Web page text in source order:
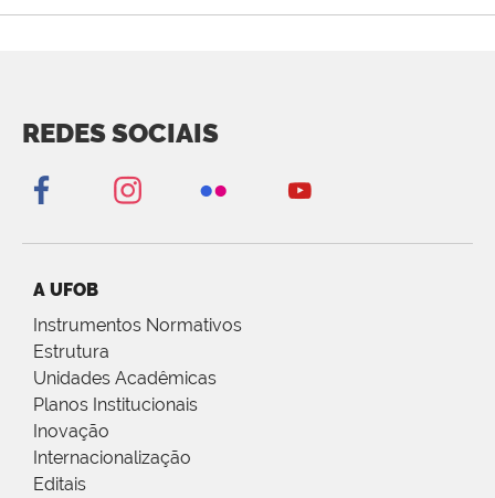
REDES SOCIAIS
A UFOB
Instrumentos Normativos
Estrutura
Unidades Acadêmicas
Planos Institucionais
Inovação
Internacionalização
Editais